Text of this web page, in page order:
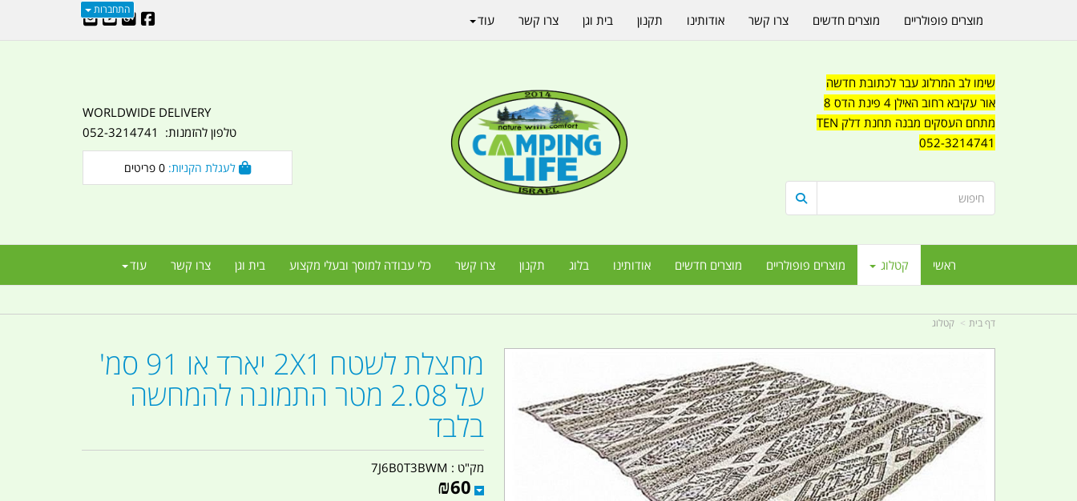
התחברות
שימו לב המרלוג עבר לכתובת חדשה
אור עקיבא רחוב האילן 4 פינת הדס 8
מתחם העסקים מבנה תחנת דלק TEN
052-3214741
WORLDWIDE DELIVERY
טלפון להזמנות: 052-3214741
0
ראשי קטלוג מוצרים פופולריים מוצרים חדשים אודותינו בלוג תקנון צרו קשר כלי עבודה למוסך ובעלי מקצוע בית וגן צרו קשר עוד
מוצרים פופולריים מוצרים חדשים צרו קשר אודותינו תקנון בית וגן צרו קשר עוד
דף בית קטלוג
מחצלת לשטח 2X1 יארד או 91 סמ'
על 2.08 מטר התמונה להמחשה
בלבד
מק"ט : 7J6B0T3BWM
₪60